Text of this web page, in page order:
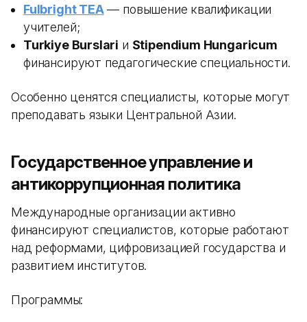
Fulbright TEA— повышение квалификации
учителей;
Turkiye Burslari и Stipendium Hungaricum
финансируют педагогические специальности.
Особенно ценятся специалисты, которые могут
преподавать языки Центральной Азии.
Государственное управление и
антикоррупционная политика
Международные организации активно
финансируют специалистов, которые работают
над реформами, цифровизацией государства и
развитием институтов.
Программы: